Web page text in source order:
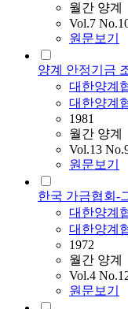
월간 양계
Vol.7
원문보기
양계 안정기금
대한양계
대한양계
1981
월간 양계
Vol.13
원문보기
한국 가금협회-
대한양계
대한양계
1972
월간 양계
Vol.4
원문보기